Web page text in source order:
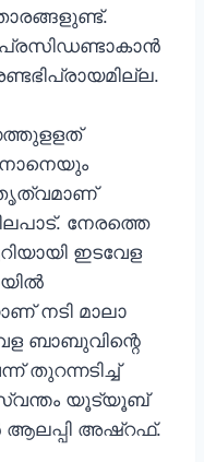
നേരത്തെ
ഇടവേള
നടി മാലാ
ബാബുവിന്റെ
തുറന്നടിച്ച്
സ്വന്തം യൂട്യൂബ്
ആലപ്പി അഷ്റഫ്.